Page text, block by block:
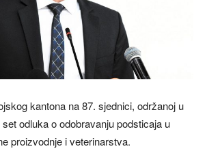
kantona na 87. sjednici, održanoj u
odluka o odobravanju podsticaja u
proizvodnje i veterinarstva.